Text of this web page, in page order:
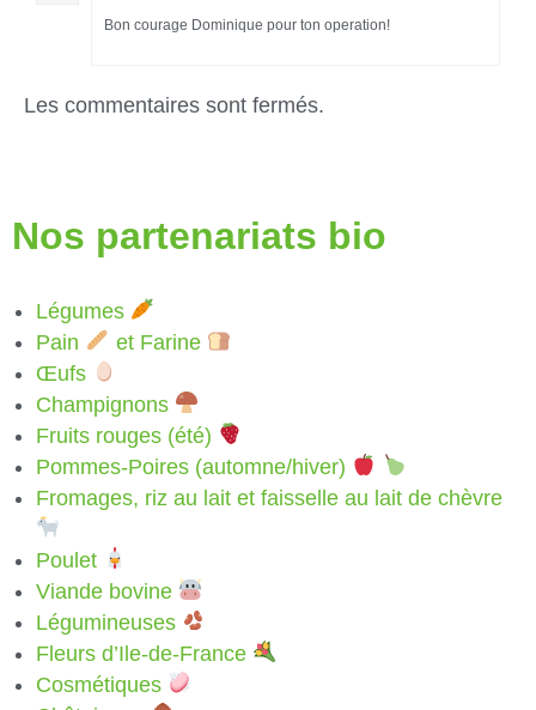
Bon courage Dominique pour ton operation!
Les commentaires sont fermés.
Nos partenariats bio
Légumes
Pain
et Farine
Œufs
Champignons
Fruits rouges (été)
Pommes-Poires (automne/hiver)
Fromages, riz au lait et faisselle au lait de chèvre
Poulet
Viande bovine
Légumineuses
Fleurs d’Ile-de-France
Cosmétiques